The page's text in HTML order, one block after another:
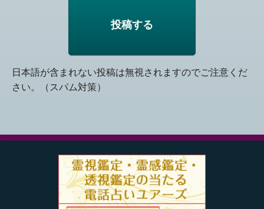
日本語が含まれない投稿は無視されますのでご注意くだ
さい。（スパム対策）